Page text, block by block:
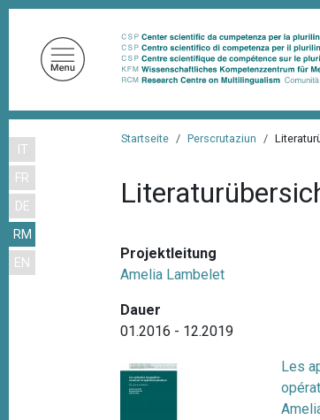
D
IT
FR
DE
RM
EN
Startseite Perscrutaziun
Projektleitung
Amelia Lambelet
Dauer
01.2016 - 12.2019
Les